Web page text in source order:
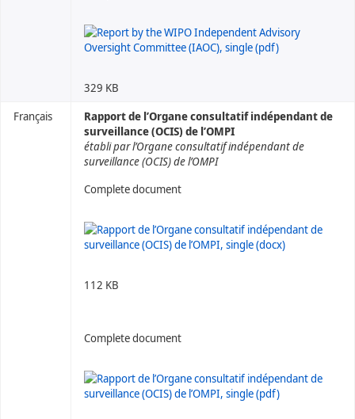
329 KB
Français
Rapport de l’Organe consultatif indépendant de
surveillance (OCIS) de l’OMPI
établi par l’Organe consultatif indépendant de
surveillance (OCIS) de l’OMPI
Complete document
112 KB
Complete document